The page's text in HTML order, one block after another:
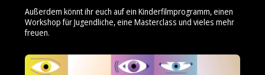
Außerdem könnt ihr euch auf ein Kinderfilmprogramm, einen
Workshop für Jugendliche, eine Masterclass und vieles mehr
freuen.